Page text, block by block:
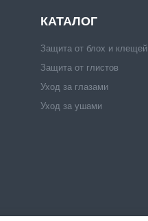
КАТАЛОГ
Защита от блох и клещей
Защита от глистов
Уход за глазами
Уход за ушами